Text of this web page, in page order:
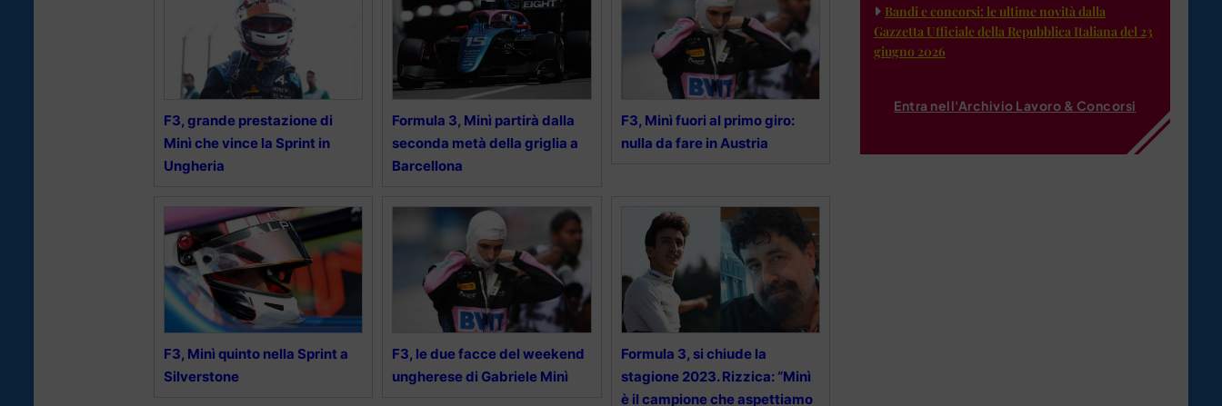
F3, grande prestazione di
Minì che vince la Sprint in
Ungheria
Formula 3, Minì partirà dalla
seconda metà della griglia a
Barcellona
F3, Minì fuori al primo giro:
nulla da fare in Austria
F3, Minì quinto nella Sprint a
Silverstone
F3, le due facce del weekend
ungherese di Gabriele Minì
Formula 3, si chiude la
stagione 2023. Rizzica: “Minì
è il campione che aspettiamo
Bandi e concorsi: le ultime novità dalla
Gazzetta Ufficiale della Repubblica Italiana del 23
giugno 2026
Entra nell'Archivio Lavoro & Concorsi